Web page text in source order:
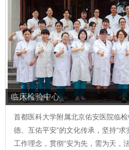
临床检验中心
首都医科大学附属北京佑安医院临
德、互佑平安”的文化传承，坚持“
工作理念，贯彻“安为先，需为天，